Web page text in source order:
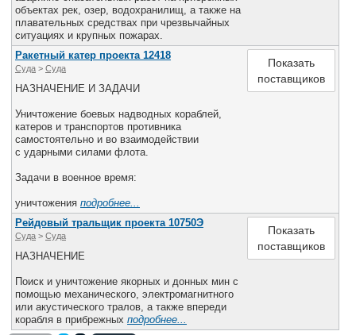
объектах рек, озер, водохранилищ, а также на
плавательных средствах при чрезвычайных
ситуациях и крупных пожарах.
Ракетный катер проекта 12418
Суда > Cуда
НАЗНАЧЕНИЕ И ЗАДАЧИ
Уничтожение боевых надводных кораблей,
катеров и транспортов противника
самостоятельно и во взаимодействии
с ударными силами флота.
Задачи в военное время:
уничтожения подробнее...
Показать
поставщиков
Рейдовый тральщик проекта 10750Э
Суда > Cуда
НАЗНАЧЕНИЕ
Поиск и уничтожение якорных и донных мин с
помощью механического, электромагнитного
или акустического тралов, а также впереди
корабля в прибрежных подробнее...
Показать
поставщиков